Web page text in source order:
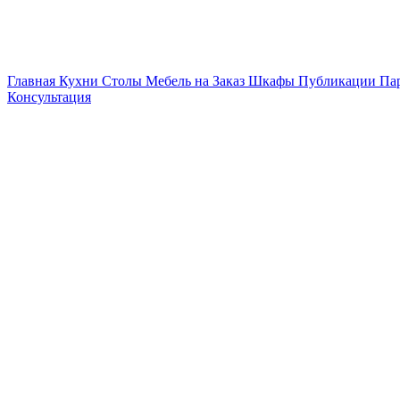
Главная Кухни Столы Мебель на Заказ Шкафы Публикации
Консультация